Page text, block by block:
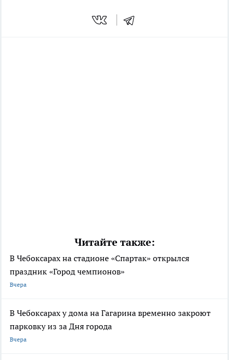
Читайте также:
В Чебоксарах на стадионе «Спартак» открылся
праздник «Город чемпионов»
Вчера
В Чебоксарах у дома на Гагарина временно закроют
парковку из за Дня города
Вчера